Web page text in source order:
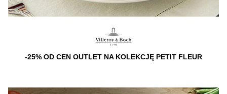
-25% OD CEN OUTLET NA KOLEKCJĘ PETIT FLEUR